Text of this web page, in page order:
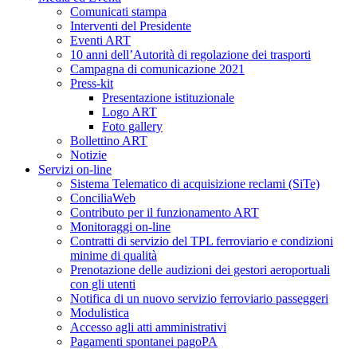
Comunicati stampa
Interventi del Presidente
Eventi ART
10 anni dell’Autorità di regolazione dei trasporti
Campagna di comunicazione 2021
Press-kit
Presentazione istituzionale
Logo ART
Foto gallery
Bollettino ART
Notizie
Servizi on-line
Sistema Telematico di acquisizione reclami (SiTe)
ConciliaWeb
Contributo per il funzionamento ART
Monitoraggi on-line
Contratti di servizio del TPL ferroviario e condizioni
minime di qualità
Prenotazione delle audizioni dei gestori aeroportuali
con gli utenti
Notifica di un nuovo servizio ferroviario passeggeri
Modulistica
Accesso agli atti amministrativi
Pagamenti spontanei pagoPA